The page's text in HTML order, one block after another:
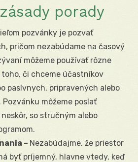
porady
pozvánky je pozvať
pričom nezabúdame na časový
môžeme používať rôzne
či chceme účastníkov
pasívnych, pripravených alebo
Pozvánku môžeme poslať
so stručným alebo
– Nezabúdajme, že priestor
byť príjemný, hlavne vtedy, keď